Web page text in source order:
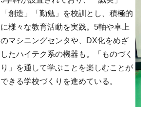
「創造」「勤勉」を校訓とし、積極的
に様々な教育活動を実践。5軸や卓上
のマシニングセンタや、DX化をめざ
したハイテク系の機器も。「ものづく
り」を通して学ぶことを楽しむことが
できる学校づくりを進めている。